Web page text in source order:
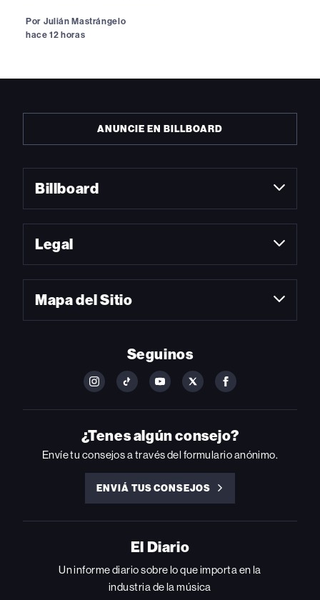
Por Julián Mastrángelo
hace 12 horas
ANUNCIE EN BILLBOARD
Billboard
Legal
Mapa del Sitio
Seguinos
FOLLOW
ON
INSTAGRAM
FOLLOW
ON
YOUTUBE
FOLLOW
ON
YOUTUBE
FOLLOW
ON
FOLLOW
ON
FACEBOOK
¿Tenes algún consejo?
Envíe tu consejos a través del formulario anónimo.
ENVIÁ TUS CONSEJOS
ENVIÁ
TUS
CONSEJOS
El Diario
Un informe diario sobre lo que importa en la
industria de la música